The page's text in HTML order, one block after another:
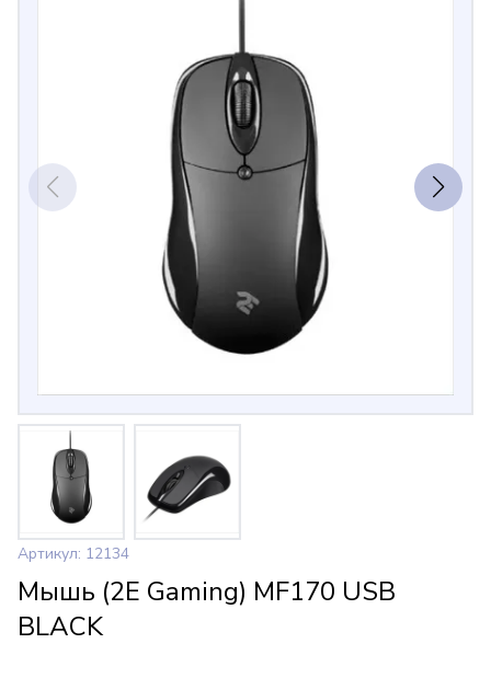
Артикул: 12134
Мышь (2E Gaming) MF170 USB
BLACK